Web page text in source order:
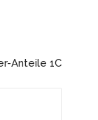
Anteile 1C